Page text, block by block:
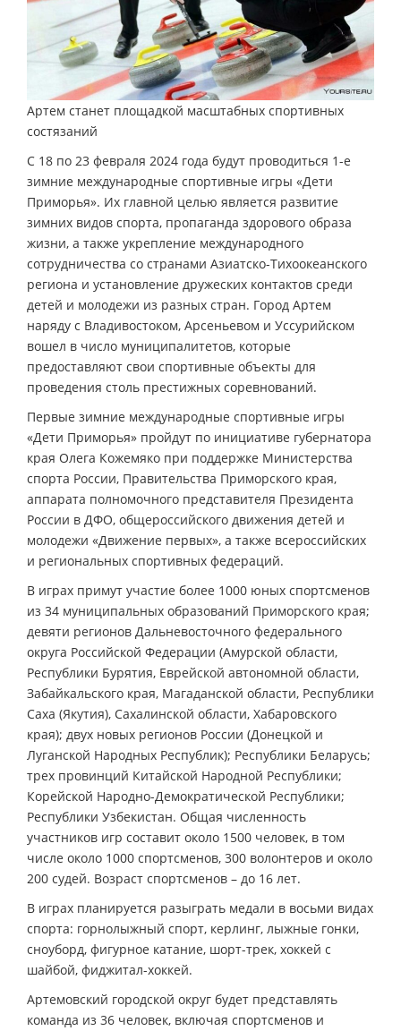
Артем станет площадкой масштабных спортивных
состязаний
С 18 по 23 февраля 2024 года будут проводиться 1-е
зимние международные спортивные игры «Дети
Приморья». Их главной целью является развитие
зимних видов спорта, пропаганда здорового образа
жизни, а также укрепление международного
сотрудничества со странами Азиатско-Тихоокеанского
региона и установление дружеских контактов среди
детей и молодежи из разных стран. Город Артем
наряду с Владивостоком, Арсеньевом и Уссурийском
вошел в число муниципалитетов, которые
предоставляют свои спортивные объекты для
проведения столь престижных соревнований.
Первые зимние международные спортивные игры
«Дети Приморья» пройдут по инициативе губернатора
края Олега Кожемяко при поддержке Министерства
спорта России, Правительства Приморского края,
аппарата полномочного представителя Президента
России в ДФО, общероссийского движения детей и
молодежи «Движение первых», а также всероссийских
и региональных спортивных федераций.
В играх примут участие более 1000 юных спортсменов
из 34 муниципальных образований Приморского края;
девяти регионов Дальневосточного федерального
округа Российской Федерации (Амурской области,
Республики Бурятия, Еврейской автономной области,
Забайкальского края, Магаданской области, Республики
Саха (Якутия), Сахалинской области, Хабаровского
края); двух новых регионов России (Донецкой и
Луганской Народных Республик); Республики Беларусь;
трех провинций Китайской Народной Республики;
Корейской Народно-Демократической Республики;
Республики Узбекистан. Общая численность
участников игр составит около 1500 человек, в том
числе около 1000 спортсменов, 300 волонтеров и около
200 судей. Возраст спортсменов – до 16 лет.
В играх планируется разыграть медали в восьми видах
спорта: горнолыжный спорт, керлинг, лыжные гонки,
сноуборд, фигурное катание, шорт-трек, хоккей с
шайбой, фиджитал-хоккей.
Артемовский городской округ будет представлять
команда из 36 человек, включая спортсменов и